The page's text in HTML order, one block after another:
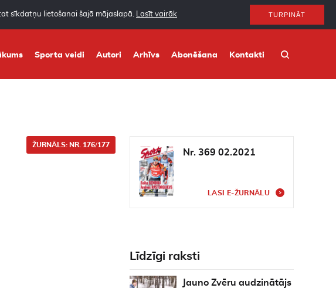
sīkdatņu lietošanai šajā mājaslapā. Lasīt vairāk TURPINĀT
Sporta veidi Autori Arhīvs Abonēšana Kontakti
ŽURNĀLS: NR. 176/177
Nr. 369 02.2021
LASI E-ŽURNĀLU
Līdzīgi raksti
Jauno Zvēru audzinātājs